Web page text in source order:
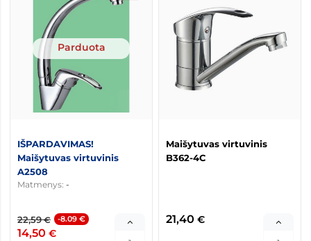
Parduota
IŠPARDAVIMAS!
Maišytuvas virtuvinis
A2508
Matmenys: -
22,59€ -8.09 €
14,50 €
Maišytuvas virtuvinis
B362-4C
21,40 €